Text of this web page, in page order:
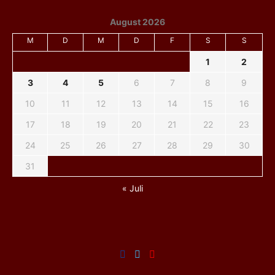
August 2026
M D M D F S S
1
2
3
4 5 6 7 8
9
10
11 12 13 14 15
16
17
18 19 20 21 22
23
24
25 26 27 28 29
30
31
« Juli